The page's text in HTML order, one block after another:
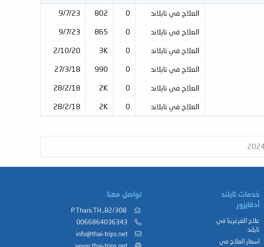
العلاج في تايلاند 0
802
9/7/23
العلاج في تايلاند 0
865
9/7/23
العلاج في تايلاند 0
3K
2/10/20
العلاج في تايلاند 0
990
27/3/18
العلاج في تايلاند 0
2K
28/2/18
العلاج في تايلاند 0
2K
28/2/18
خدمات تايلند
أدفايزور
علاج الغرغرينا في
تايلند
اسعار العلاج في
تواصل معنا
82/308,.P.Thani,TH
0066864036343
info@thai-trips.net